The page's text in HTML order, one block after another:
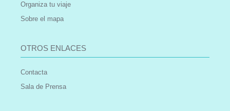
Organiza tu viaje
Sobre el mapa
OTROS ENLACES
Contacta
Sala de Prensa